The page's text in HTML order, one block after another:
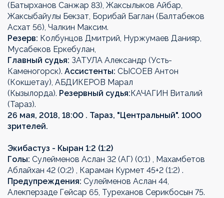
(Батырханов Санжар 83), Жаксылыков Айбар,
Жаксыбайулы Бекзат, Борибай Баглан (Балтабеков
Асхат 56), Чалкин Максим.
Резерв: Колбунцов Дмитрий, Нуржумаев Данияр,
Мусабеков Еркебулан,
Главный судья: ЗАТУЛА Александр (Усть-
Каменогорск). Ассистенты: СЫСОЕВ Антон
(Кокшетау), АБДИКЕРОВ Марал
(Кызылорда). Резервный судья:КАЧАГИН Виталий
(Тараз).
26 мая, 2018, 18:00 . Тараз, "Центральный". 1000
зрителей.
Экибастуз - Кыран 1:2 (1:2)
Голы: Сулейменов Аслан 32 (АГ) (0:1) , Махамбетов
Аблайхан 42 (0:2) , Караман Курмет 45+2 (1:2) .
Предупреждения: Сулейменов Аслан 44,
Алекперзаде Гейсар 65, Туреханов Серикбосын 75.